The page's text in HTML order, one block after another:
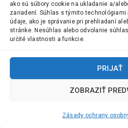
ako sú súbory cookie na ukladanie a/
zariadení. Súhlas s týmito
údaje, ako je správanie pri prehliadaní
stránke. Nesúhlas alebo odvolanie
určité vlastnosti a funkcie.
PRIJAŤ
ZOBRAZIŤ
Zásady ochrany
© 2024 Vstavanky.sk. Všetky práva
Požiadať o